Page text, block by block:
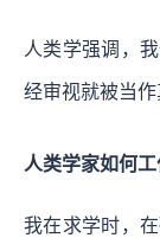
人类学强调，
经审视就被当作
人类学家如何
我在求学时，